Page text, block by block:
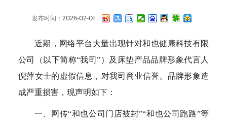
发布时间：2026-02-01
近期，网络平台大量出现针对和也健康科技有限
公司（以下简称“我司”）及床垫产品品牌形象代言人
倪萍女士的虚假信息，对我司商业信誉、品牌形象造
成严重损害，现声明如下：
一、网传“和也公司门店被封”“和也公司跑路”等